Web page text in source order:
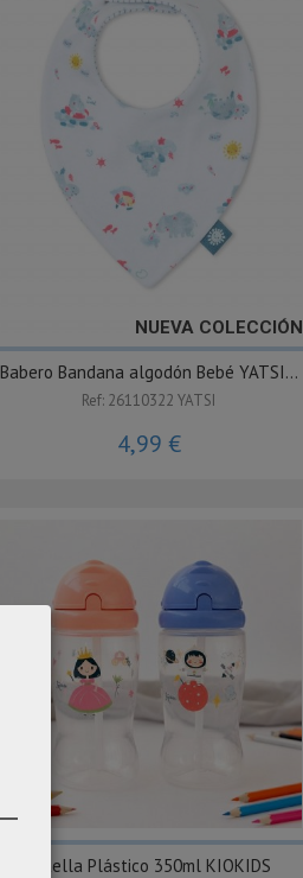
NUEVA COLECCIÓN
Babero Bandana algodón Bebé YATSI...
Ref: 26110322 YATSI
4,99 €
Botella Plástico 350ml KIOKIDS